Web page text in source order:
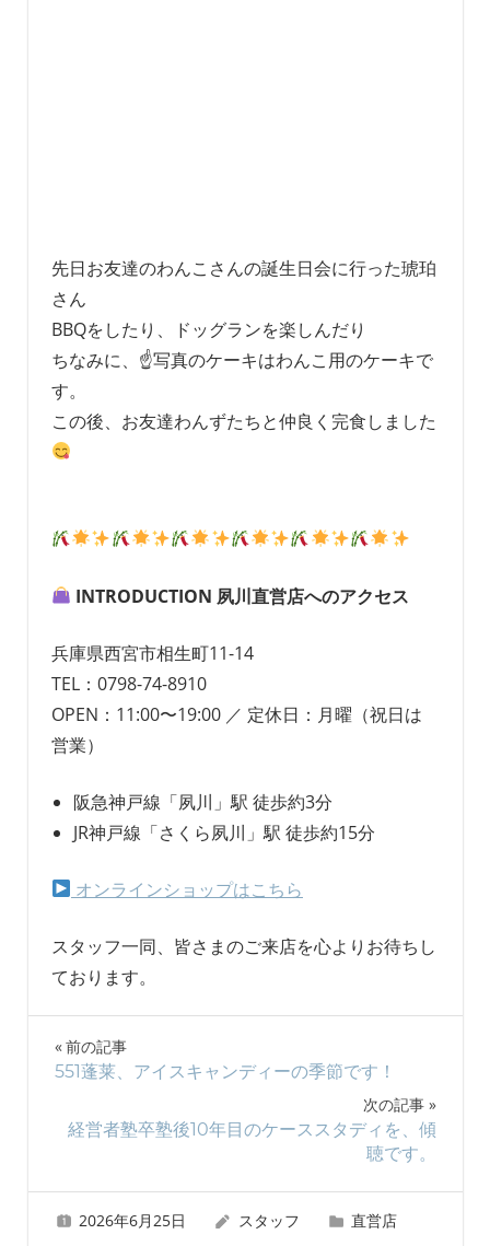
先日お友達のわんこさんの誕生日会に行った琥珀
さん
BBQをしたり、ドッグランを楽しんだり
ちなみに、☝️写真のケーキはわんこ用のケーキで
す。
この後、お友達わんずたちと仲良く完食しました
INTRODUCTION 夙川直営店へのアクセス
兵庫県西宮市相生町11-14
TEL：0798-74-8910
OPEN：11:00〜19:00 ／ 定休日：月曜（祝日は
営業）
阪急神戸線「夙川」駅 徒歩約3分
JR神戸線「さくら夙川」駅 徒歩約15分
オンラインショップはこちら
スタッフ一同、皆さまのご来店を心よりお待ちし
ております。
投
ナ
ビ
ゲ
前の記事
551蓬莱、アイスキャンディーの季節です！
次の記事
経営者塾卒塾後10年目のケーススタディを、傾
聴です。
2026年6月25日 スタッフ 直営店